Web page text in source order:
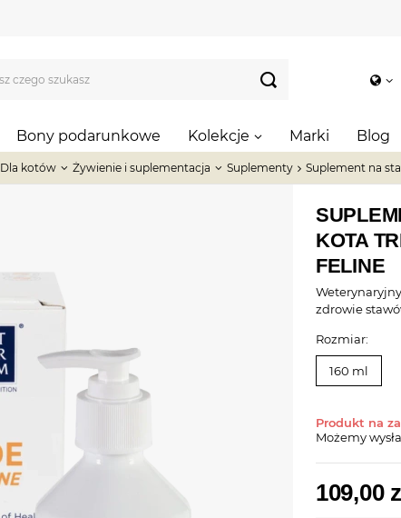
Bony podarunkowe Kolekcje Marki Blog
Dla kotów Żywienie i suplementacja Suplementy Suplement na
KOTA
FELINE
zdrowie
Rozmiar:
160 ml
Produkt na
Możemy
109,00